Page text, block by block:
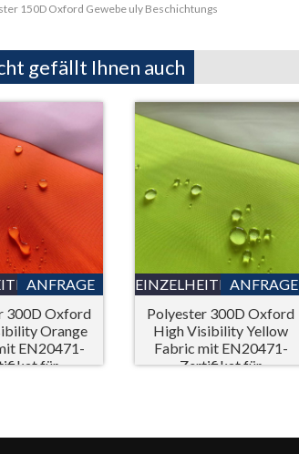
150D Oxford Gewebe uly Beschichtungs
gefällt Ihnen auch
ANFRAGE
300D Oxford
Orange
EN20471-
für
EINZELHEITENANFRAGE
Polyester 300D Oxford
High Visibility Yellow
Fabric mit EN20471-
Zertifikat für